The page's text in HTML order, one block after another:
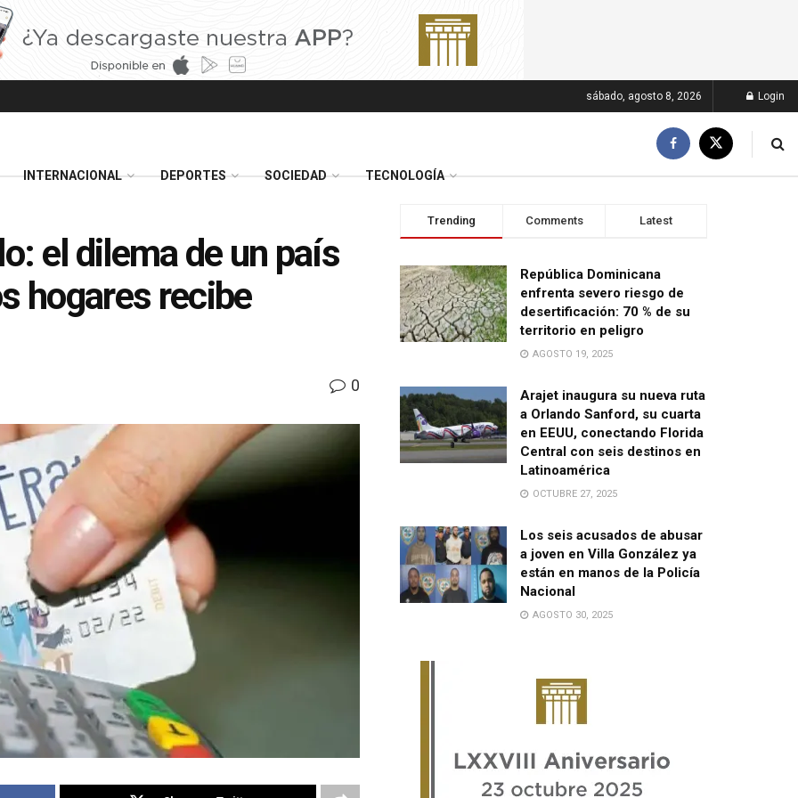
sábado, agosto 8, 2026 Login
INTERNACIONAL DEPORTES SOCIEDAD TECNOLOGÍA
el dilema de un país
hogares recibe
0
Trending Comments Latest
República Dominicana
enfrenta severo riesgo de
desertificación: 70 % de su
territorio en peligro
AGOSTO 19, 2025
Arajet inaugura su nueva ruta
a Orlando Sanford, su cuarta
en EEUU, conectando Florida
Central con seis destinos en
Latinoamérica
OCTUBRE 27, 2025
Los seis acusados de abusar
a joven en Villa González ya
están en manos de la Policía
Nacional
AGOSTO 30, 2025